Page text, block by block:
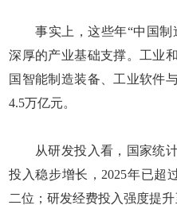
事实上，这些年“中国制
深厚的产业基础支撑。工业
国智能制造装备、工业软件
4.5万亿元。
从研发投入看，国家统计
投入稳步增长，2025年已超
二位；研发经费投入强度提